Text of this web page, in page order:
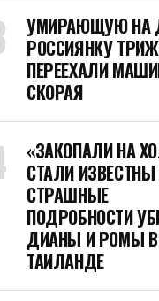
УМИРАЮЩУЮ НА
РОССИЯНКУ
ПЕРЕЕХАЛИ
СКОРАЯ
«ЗАКОПАЛИ НА
СТАЛИ ИЗВЕСТНЫ
СТРАШНЫЕ
ПОДРОБНОСТИ
ДИАНЫ И РОМЫ В
ТАИЛАНДЕ